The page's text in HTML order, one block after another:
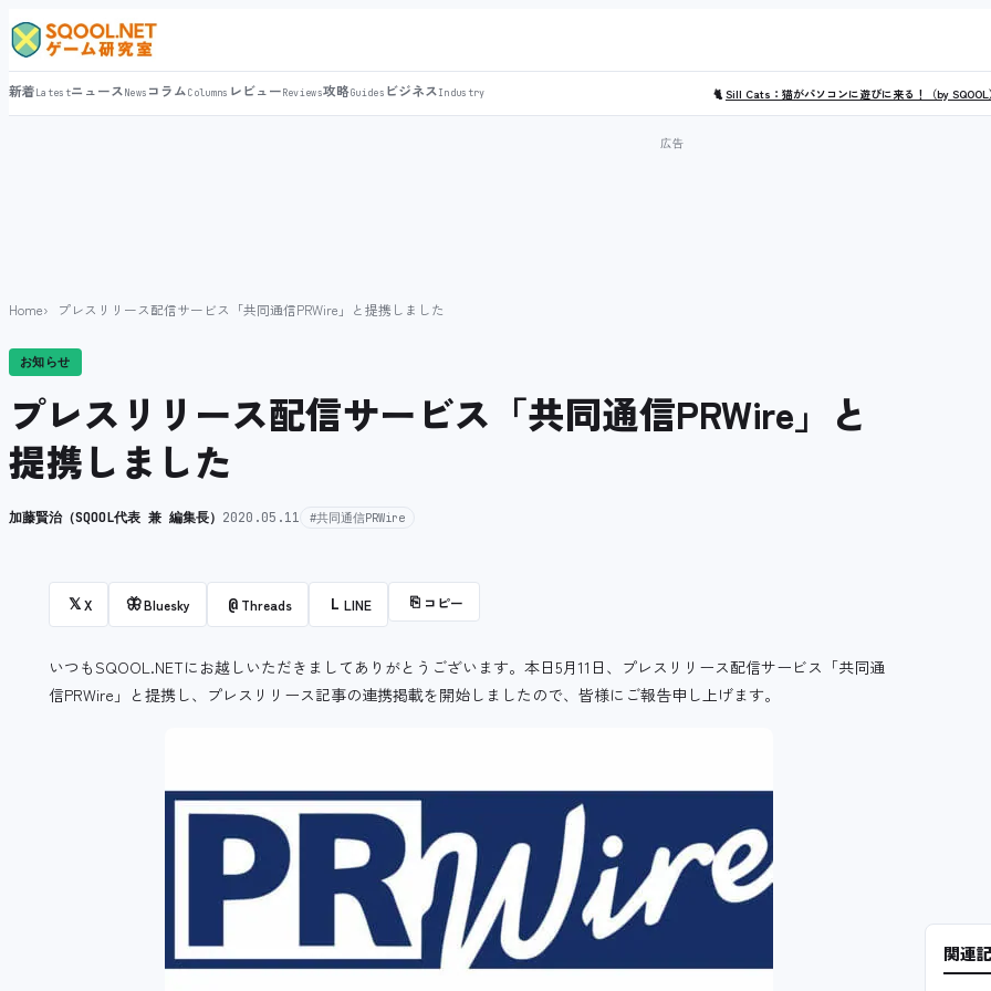
新着LatestニュースNews コラムColumns レビューReviews攻略Guides ビジネスIndustry 🐈Sill Cats：猫がパソコンに遊びに来る！（by
Home プレスリリース配信サービス「共同通信PRWire」と提携しました
お知らせ
プレスリリース配信サービス「共同通信PRWire」と
提携しました
加藤賢治（SQOOL代表 兼 編集長） 2020.05.11 #共同通信PRWire
𝕏X 🦋Bluesky @ Threads L LINE ⎘ コピー
いつもSQOOL.NETにお越しいただきましてありがとうございます。本日5月11日、プレスリリース配信サービス「共同通
信PRWire」と提携し、プレスリリース記事の連携掲載を開始しましたので、皆様にご報告申し上げます。
関連